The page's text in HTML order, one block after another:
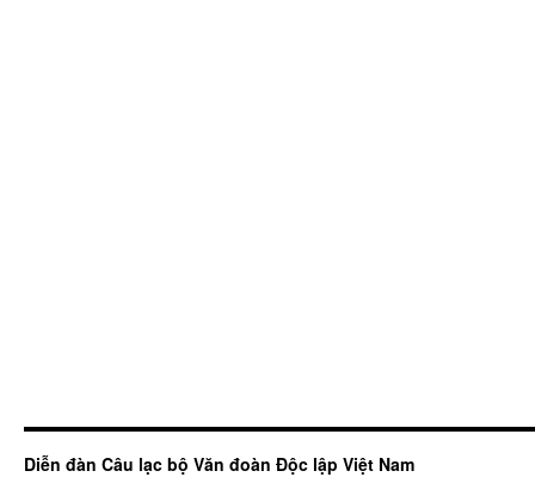
Diễn đàn Câu lạc bộ Văn đoàn Độc lập Việt Nam